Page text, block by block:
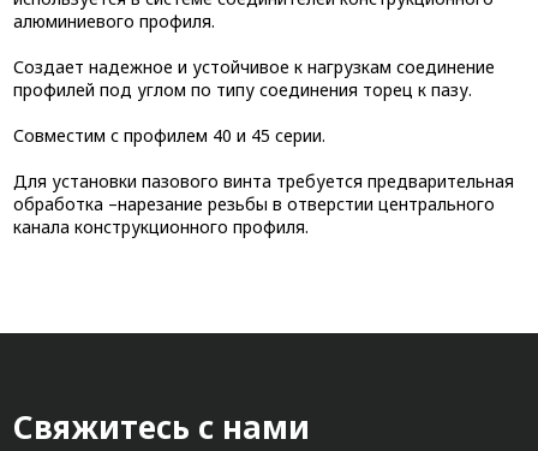
алюминиевого профиля.
Создает надежное и устойчивое к нагрузкам соединение
профилей под углом по типу соединения торец к пазу.
Совместим с профилем 40 и 45 серии.
Для установки пазового винта требуется предварительная
обработка –нарезание резьбы в отверстии центрального
канала конструкционного профиля.
Свяжитесь с нами